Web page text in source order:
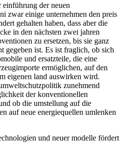
einführung der neuen
zwar einige unternehmen den preis
gehalten haben, dass aber die
in den nächsten zwei jahren
zu ersetzen, bis sie ganz
gegeben ist. Es ist fraglich, ob sich
und ersatzteile, die eine
ermöglichen, auf den
eigenen land auswirken wird.
zunehmend
der konventionellen
ob die umstellung auf die
auf neue energiequellen umlenken
und neuer modelle fördert